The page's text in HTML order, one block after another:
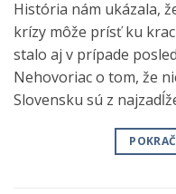
História nám ukázala,
krízy môže prísť ku
stalo aj v prípade
Nehovoriac o tom, že
Slovensku sú z